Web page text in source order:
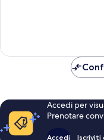
Accedi per
Prenotare
Accedi Iscriviti